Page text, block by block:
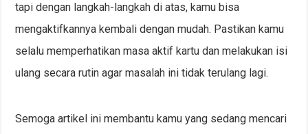
tapi dengan langkah-langkah di atas, kamu bisa
mengaktifkannya kembali dengan mudah. Pastikan kamu
selalu memperhatikan masa aktif kartu dan melakukan isi
ulang secara rutin agar masalah ini tidak terulang lagi.
Semoga artikel ini membantu kamu yang sedang mencari